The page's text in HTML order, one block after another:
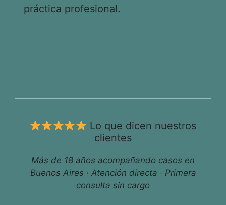
práctica profesional.
Lo que dicen nuestros
clientes
Más de 18 años acompañando casos en
Buenos Aires · Atención directa · Primera
consulta sin cargo